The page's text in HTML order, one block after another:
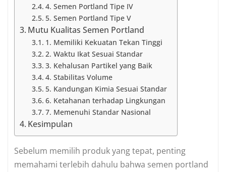
4. Semen Portland Tipe IV
5. Semen Portland Tipe V
Mutu Kualitas Semen Portland
1. Memiliki Kekuatan Tekan Tinggi
2. Waktu Ikat Sesuai Standar
3. Kehalusan Partikel yang Baik
4. Stabilitas Volume
5. Kandungan Kimia Sesuai Standar
6. Ketahanan terhadap Lingkungan
7. Memenuhi Standar Nasional
Kesimpulan
Sebelum memilih produk yang tepat, penting
memahami terlebih dahulu bahwa semen portland